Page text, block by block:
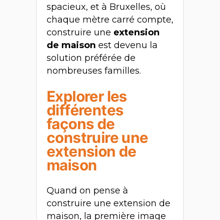
spacieux, et à Bruxelles, où
chaque mètre carré compte,
construire une extension
de maison est devenu la
solution préférée de
nombreuses familles.
Explorer les
différentes
façons de
construire une
extension de
maison
Quand on pense à
construire une extension de
maison, la première image